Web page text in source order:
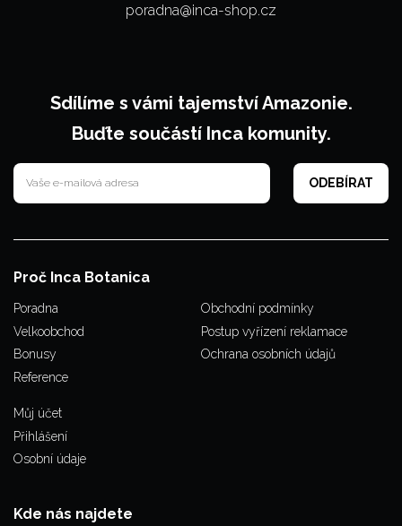
poradna@inca-shop.cz
Sdílíme s vámi tajemství Amazonie.
Buďte součástí Inca komunity.
Proč Inca Botanica
Poradna
Velkoobchod
Bonusy
Reference
Obchodní podmínky
Postup vyřízení reklamace
Ochrana osobních údajů
Můj účet
Přihlášení
Osobní údaje
Kde nás najdete